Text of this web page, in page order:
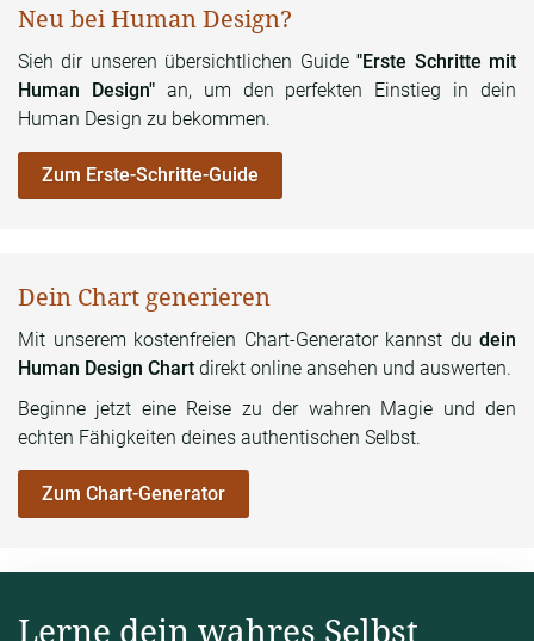
Neu bei Human Design?
Sieh dir unseren übersichtlichen Guide"Erste Schritte mit
Human Design"an, um den perfekten Einstieg in dein
Human Design zu bekommen.
Zum Erste-Schritte-Guide
Dein Chart generieren
Mit unserem kostenfreien Chart-Generator kannst du dein
Human Design Chart direkt online ansehen und auswerten.
Beginne jetzt eine Reise zu der wahren Magie und den
echten Fähigkeiten deines authentischen Selbst.
Zum Chart-Generator
Lerne dein wahres Selbst